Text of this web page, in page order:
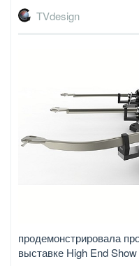
TVdesign
продемонстрировала
выставке High End